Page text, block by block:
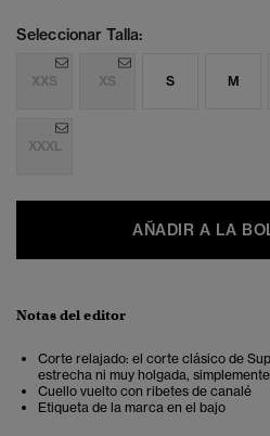
Seleccionar Talla:
XXS XS S M
XXXL
AÑADIR A LA
Notas del editor
Corte relajado: el corte clásico de
estrecha ni muy holgada,
Cuello vuelto con ribetes de canalé
Etiqueta de la marca en el bajo